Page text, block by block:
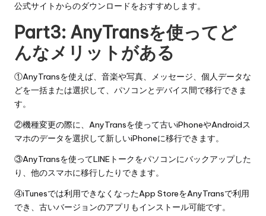
公式サイトからのダウンロードをおすすめします。
Part3: AnyTransを使ってど
んなメリットがある
①AnyTransを使えば、音楽や写真、メッセージ、個人データな
どを一括または選択して、パソコンとデバイス間で移行できま
す。
②機種変更の際に、AnyTransを使って古いiPhoneやAndroidス
マホのデータを選択して新しいiPhoneに移行できます。
③AnyTransを使ってLINEトークをパソコンにバックアップした
り、他のスマホに移行したりできます。
④iTunesでは利用できなくなったApp StoreをAnyTransで利用
でき、古いバージョンのアプリもインストール可能です。